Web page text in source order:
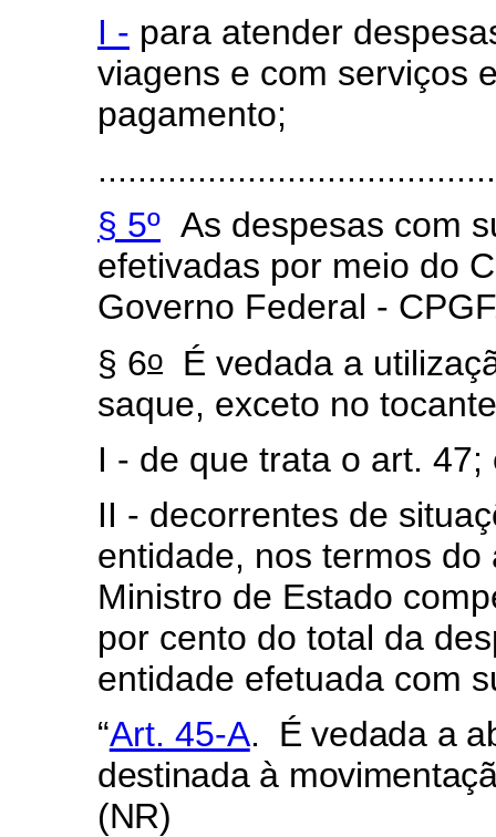
I - para atender
viagens e com serviços
pagamento;
§ 5º As despesas com
efetivadas por meio do
Governo Federal -
§ 6o É vedada a
saque, exceto no
I - de que trata o art. 47;
II - decorrentes de
entidade, nos termos
Ministro de Estado
por cento do total da
entidade efetuada com
“Art. 45-A. É vedada a
destinada à
(NR)